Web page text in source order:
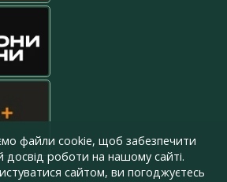
файли cookie, щоб забезпечити
роботи на нашому сайті.
сайтом, ви погоджуєтесь